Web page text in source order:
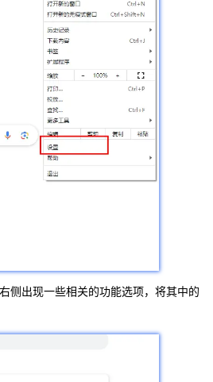
侧出现一些相关的功能选项，将其中的